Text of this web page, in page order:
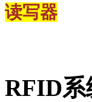
读写器
RFID系